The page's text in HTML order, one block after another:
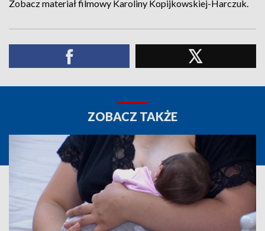
Zobacz materiał filmowy Karoliny Kopijkowskiej-Harczuk.
ZOBACZ TAKŻE